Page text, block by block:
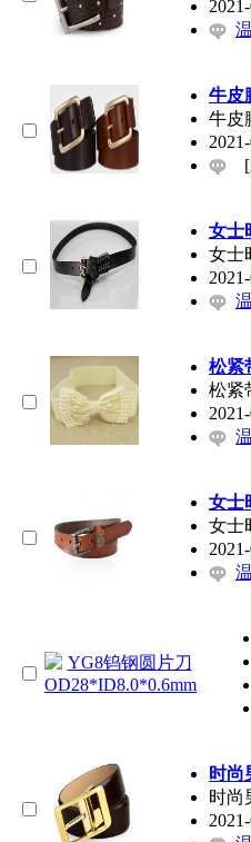
牛皮
牛皮
女士
女士
松紧
松紧
女士
女士
时尚
时尚